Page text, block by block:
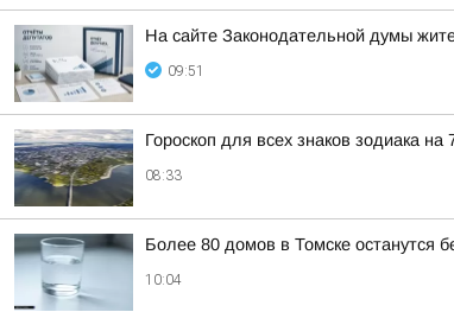
На сайте Законодательной думы
09:51
Гороскоп для всех знаков зодиака на
08:33
Более 80 домов в Томске останутся
10:04